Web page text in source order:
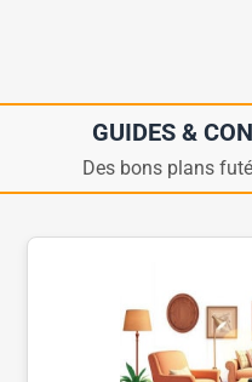
GUIDES &
Des bons plans